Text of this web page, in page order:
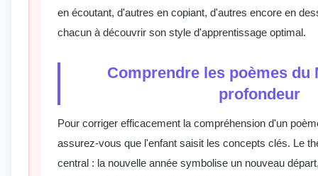
en écoutant, d'autres en copiant, d'autres encore en
chacun à découvrir son style d'apprentissage optimal.
Comprendre les poèmes du
profondeur
Pour corriger efficacement la compréhension d'un
assurez-vous que l'enfant saisit les concepts clés. Le
central : la nouvelle année symbolise un nouveau